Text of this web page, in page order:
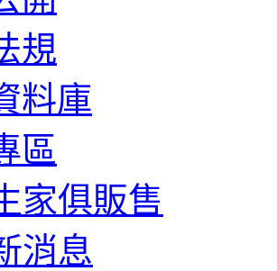
規
料庫
區
家俱販售
消息